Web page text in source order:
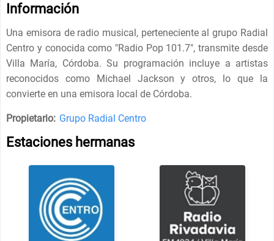
Información
Una emisora ​​de radio musical, perteneciente al grupo Radial
Centro y conocida como "Radio Pop 101.7", transmite desde
Villa María, Córdoba. Su programación incluye a artistas
reconocidos como Michael Jackson y otros, lo que la
convierte en una emisora ​​local de Córdoba.
Propietario: Grupo Radial Centro
Estaciones hermanas